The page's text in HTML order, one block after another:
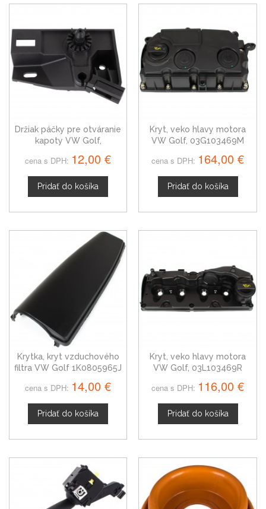
Držiak páčky pre otváranie
kapoty VW Golf,
cena s DPH: 12,00 €
Pridať do košíka
Kryt, veko hlavy motora
VW Golf, 03G103469M
cena s DPH: 164,00 €
Pridať do košíka
Krytka, kryt vzduchového
filtra VW Golf 1K0805965J
cena s DPH: 14,00 €
Pridať do košíka
Kryt, veko hlavy motora
VW Golf, 03L103469R
cena s DPH: 116,00 €
Pridať do košíka